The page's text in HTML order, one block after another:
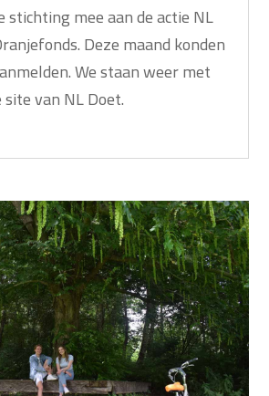
stichting mee aan de actie NL
Deze maand konden
We staan weer met
van NL Doet.